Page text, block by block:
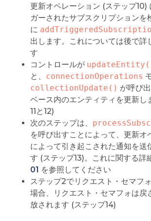
更新オペレーション (ステップ10)
ガーされたサブスクリプションを
に
出します。これについては後で詳
す
コントロールが
と、 connectionOperations
collectionUpdate() が呼び
ベース内のエンティティを更新し
11と12)
次のステップは、
を呼び出すことによって、更新オ
によって引き起こされた通知を送
す (ステップ13)。これに関する詳
01 を参照してください
ステップ2でリクエスト・セマフ
場合、リクエスト・セマフォは戻
放されます (ステップ14)